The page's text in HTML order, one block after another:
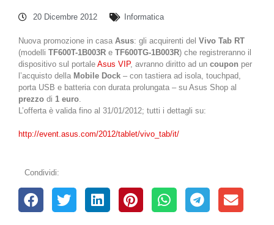
20 Dicembre 2012 Informatica
Nuova promozione in casa Asus: gli acquirenti del Vivo Tab RT
(modelli TF600T-1B003R e TF600TG-1B003R) che registreranno il
dispositivo sul portale Asus VIP, avranno diritto ad un coupon per
l’acquisto della Mobile Dock – con tastiera ad isola, touchpad,
porta USB e batteria con durata prolungata – su Asus Shop al
prezzo di 1 euro.
L’offerta è valida fino al 31/01/2012; tutti i dettagli su:
http://event.asus.com/2012/tablet/vivo_tab/it/
Condividi: